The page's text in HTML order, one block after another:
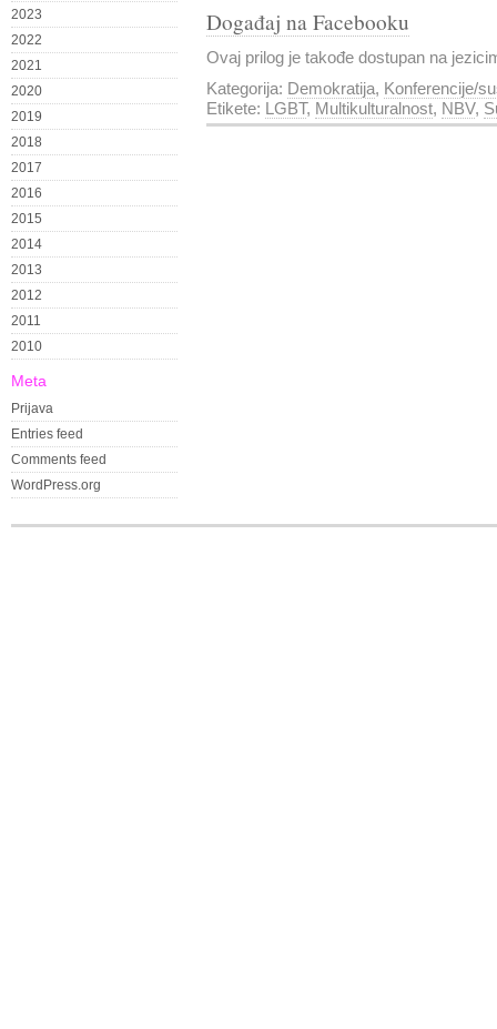
2023
2022
2021
2020
2019
2018
2017
2016
2015
2014
2013
2012
2011
2010
Meta
Prijava
Entries feed
Comments feed
WordPress.org
Događaj na Facebooku
Ovaj prilog je takođe dostupan na
Kategorija: Demokratija, Konferencije/
Etikete: LGBT, Multikulturalnost, NBV,